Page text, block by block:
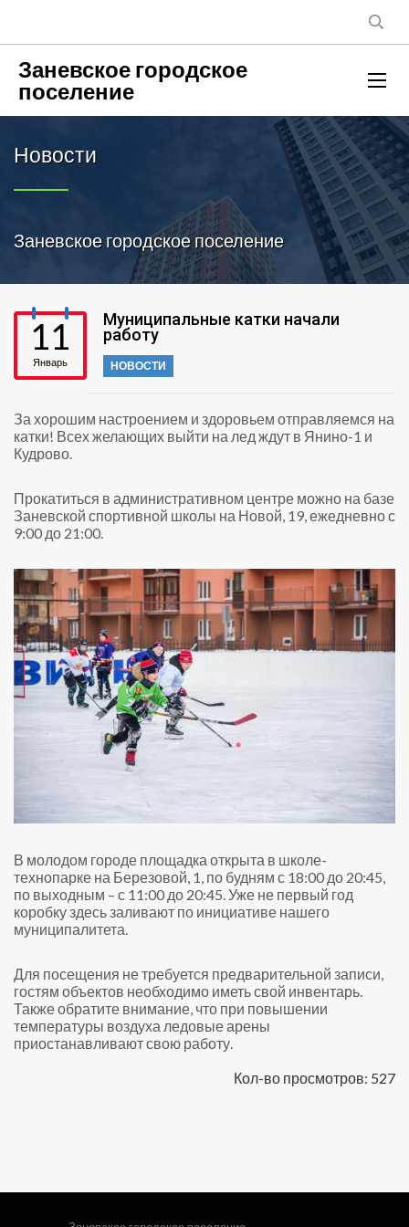
Заневское городское
поселение
Новости
Заневское городское поселение
11
Январь
Муниципальные катки начали
работу
НОВОСТИ
За хорошим настроением и здоровьем отправляемся на
катки! Всех желающих выйти на лед ждут в Янино-1 и
Кудрово.
Прокатиться в административном центре можно на базе
Заневской спортивной школы на Новой, 19, ежедневно с
9:00 до 21:00.
В молодом городе площадка открыта в школе-
технопарке на Березовой, 1, по будням с 18:00 до 20:45,
по выходным – с 11:00 до 20:45. Уже не первый год
коробку здесь заливают по инициативе нашего
муниципалитета.
Для посещения не требуется предварительной записи,
гостям объектов необходимо иметь свой инвентарь.
Также обратите внимание, что при повышении
температуры воздуха ледовые арены
приостанавливают свою работу.
Кол-во просмотров: 527